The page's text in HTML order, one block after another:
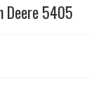
Deere 5405